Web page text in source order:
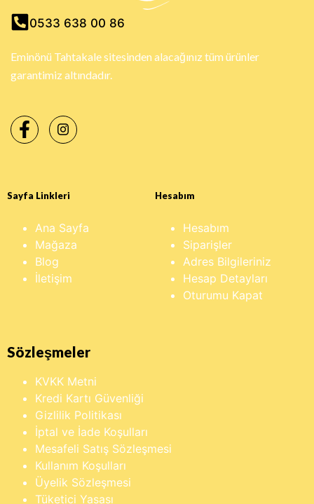
0533 638 00 86
Eminönü Tahtakale sitesinden alacağınız tüm ürünler
garantimiz altındadır.
Sayfa Linkleri
Ana Sayfa
Mağaza
Blog
İletişim
Hesabım
Hesabım
Siparişler
Adres Bilgileriniz
Hesap Detayları
Oturumu Kapat
Sözleşmeler
KVKK Metni
Kredi Kartı Güvenliği
Gizlilik Politikası
İptal ve İade Koşulları
Mesafeli Satış Sözleşmesi
Kullanım Koşulları
Üyelik Sözleşmesi
Tüketici Yasası